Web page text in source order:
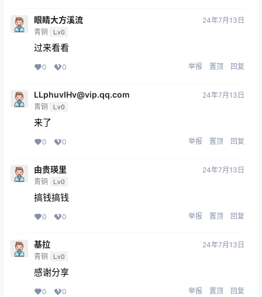
眼睛大方溪流
青铜 Lv0
24年7月13日
过来看看
0 0 举报 置顶 回复
LLphuvIHv@vip.qq.com
青铜 Lv0
24年7月13日
来了
0 0 举报 置顶 回复
由贵瑛里
青铜 Lv0
24年7月13日
搞钱搞钱
0 0 举报 置顶 回复
基拉
青铜 Lv0
24年7月13日
感谢分享
0 0 举报 置顶 回复